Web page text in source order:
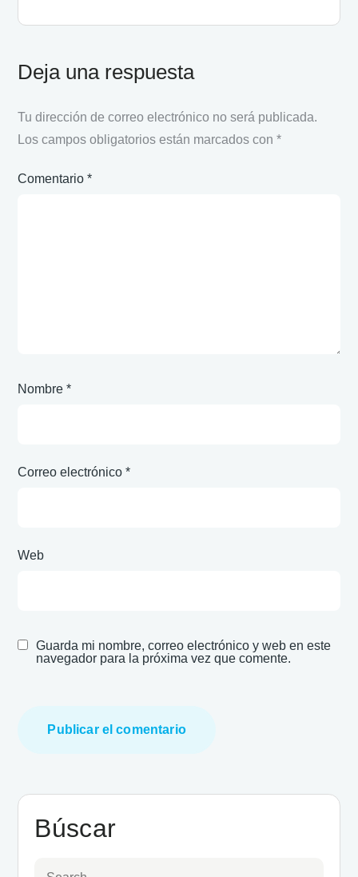
Deja una respuesta
Tu dirección de correo electrónico no será publicada.
Los campos obligatorios están marcados con*
Comentario*
Nombre*
Correo electrónico*
Web
Guarda mi nombre, correo electrónico y web en este
navegador para la próxima vez que comente.
Búscar